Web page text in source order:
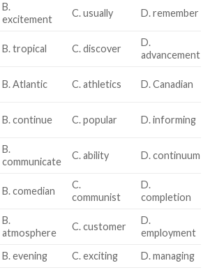
B.
excitement
C. usually D. remember
B. tropical C. discover
D.
advancement
B. Atlantic C. athletics D. Canadian
B. continue C. popular D. informing
B.
communicate
C. ability D. continuum
B. comedian
C.
communist
D.
completion
B.
atmosphere
C. customer
D.
employment
B. evening C. exciting
D. managing